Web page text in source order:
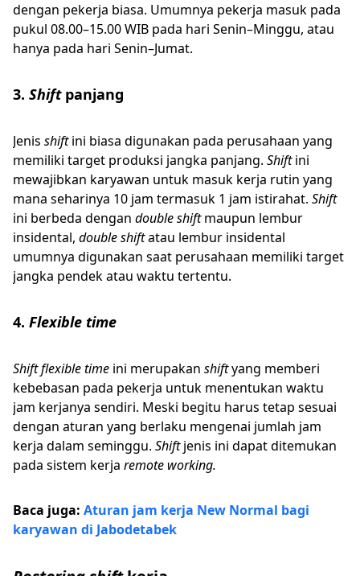
dengan pekerja biasa. Umumnya pekerja masuk pada
pukul 08.00–15.00 WIB pada hari Senin–Minggu, atau
hanya pada hari Senin–Jumat.
3. Shiftpanjang
Jenis shiftini biasa digunakan pada perusahaan yang
memiliki target produksi jangka panjang. Shiftini
mewajibkan karyawan untuk masuk kerja rutin yang
mana seharinya 10 jam termasuk 1 jam istirahat. Shift
ini berbeda dengan double shiftmaupun lembur
insidental, double shiftatau lembur insidental
umumnya digunakan saat perusahaan memiliki target
jangka pendek atau waktu tertentu.
4. Flexible time
Shift flexible time ini merupakan shiftyang memberi
kebebasan pada pekerja untuk menentukan waktu
jam kerjanya sendiri. Meski begitu harus tetap sesuai
dengan aturan yang berlaku mengenai jumlah jam
kerja dalam seminggu. Shiftjenis ini dapat ditemukan
pada sistem kerja remote working.
Baca juga: Aturan jam kerja New Normal bagi
karyawan di Jabodetabek